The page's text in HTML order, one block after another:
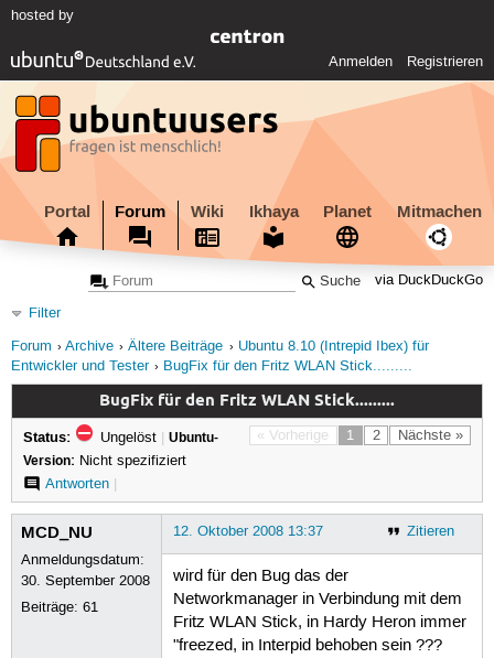
hosted by
Anmelden Registrieren
Portal Forum Wiki Ikhaya Planet Mitmachen
via DuckDuckGo
Filter
Forum
Archive Ältere Beiträge
Ubuntu 8.10 (Intrepid Ibex) für
Entwickler und Tester
BugFix für den Fritz WLAN Stick.........
BugFix für den Fritz WLAN Stick.........
« Vorherige 1 2 Nächste »
Status: Ungelöst | Ubuntu-
Version: Nicht spezifiziert
Antworten|
MCD_NU
Anmeldungsdatum:
30. September 2008
Beiträge:61
Zitieren
12. Oktober 2008 13:37
wird für den Bug das der
Networkmanager in Verbindung mit dem
Fritz WLAN Stick, in Hardy Heron immer
"freezed, in Interpid behoben sein ???